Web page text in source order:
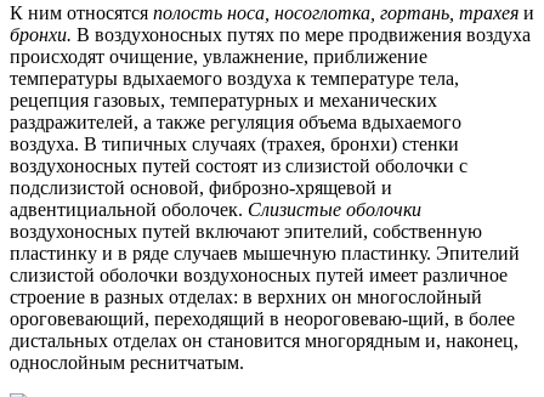
К ним относятся полость носа, носоглотка, гортань, трахея и
бронхи. В воздухоносных путях по мере продвижения воздуха
происходят очищение, увлажнение, приближение
температуры вдыхаемого воздуха к температуре тела,
рецепция газовых, температурных и механических
раздражителей, а также регуляция объема вдыхаемого
воздуха. В типичных случаях (трахея, бронхи) стенки
воздухоносных путей состоят из слизистой оболочки с
подслизистой основой, фиброзно-хрящевой и
адвентициальной оболочек. Слизистые оболочки
воздухоносных путей включают эпителий, собственную
пластинку и в ряде случаев мышечную пластинку. Эпителий
слизистой оболочки воздухоносных путей имеет различное
строение в разных отделах: в верхних он многослойный
ороговевающий, переходящий в неороговеваю-щий, в более
дистальных отделах он становится многорядным и, наконец,
однослойным реснитчатым.